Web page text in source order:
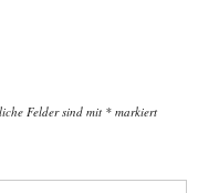
Felder sind mit * markiert